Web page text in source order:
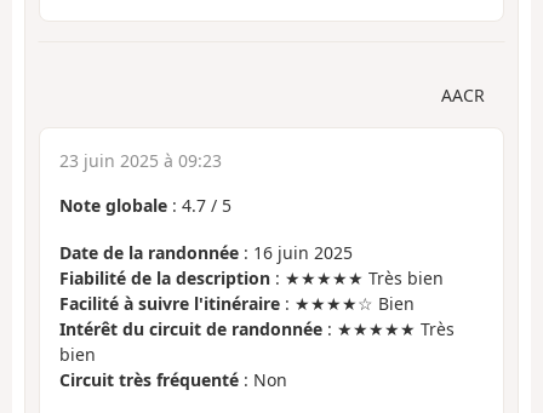
AACR
23 juin 2025 à 09:23
Note globale : 4.7 / 5
Date de la randonnée : 16 juin 2025
Fiabilité de la description : ★★★★★ Très bien
Facilité à suivre l'itinéraire : ★★★★☆ Bien
Intérêt du circuit de randonnée : ★★★★★ Très
bien
Circuit très fréquenté : Non